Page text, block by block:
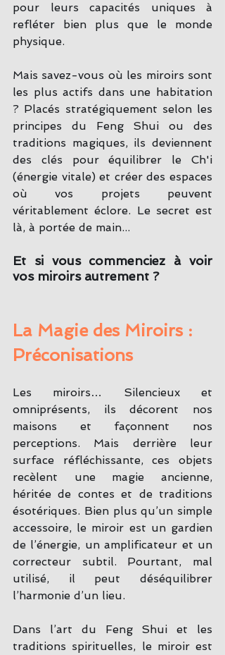
pour leurs capacités uniques à
refléter bien plus que le monde
physique.
Mais savez-vous où les miroirs sont
les plus actifs dans une habitation
? Placés stratégiquement selon les
principes du Feng Shui ou des
traditions magiques, ils deviennent
des clés pour équilibrer le Ch'i
(énergie vitale) et créer des espaces
où vos projets peuvent
véritablement éclore. Le secret est
là, à portée de main...
Et si vous commenciez à voir
vos miroirs autrement ?
La Magie des Miroirs :
Préconisations
Les miroirs… Silencieux et
omniprésents, ils décorent nos
maisons et façonnent nos
perceptions. Mais derrière leur
surface réfléchissante, ces objets
recèlent une magie ancienne,
héritée de contes et de traditions
ésotériques. Bien plus qu’un simple
accessoire, le miroir est un gardien
de l’énergie, un amplificateur et un
correcteur subtil. Pourtant, mal
utilisé, il peut déséquilibrer
l’harmonie d’un lieu.
Dans l’art du Feng Shui et les
traditions spirituelles, le miroir est